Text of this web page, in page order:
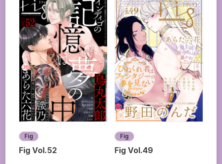
Fig
Fig Vol.52
Fig
Fig Vol.49